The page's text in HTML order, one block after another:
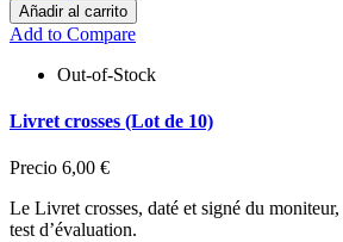
Añadir al carrito
Add to Compare
Out-of-Stock
Livret crosses (Lot de 10)
Precio 6,00 €
Le Livret crosses, daté et signé du moniteur,
test d’évaluation.